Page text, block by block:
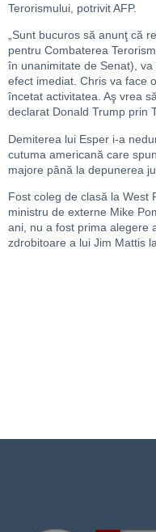
Terorismului, potrivit AFP.
„Sunt bucuros să anunţ că
pentru Combaterea
în unanimitate de Senat),
efect imediat. Chris va face
încetat activitatea. Aş vrea
declarat Donald Trump prin
Demiterea lui Esper i-a
cutuma americană care
majore până la depunerea
Fost coleg de clasă la West
ministru de externe Mike
ani, nu a fost prima alegere
zdrobitoare a lui Jim Mattis